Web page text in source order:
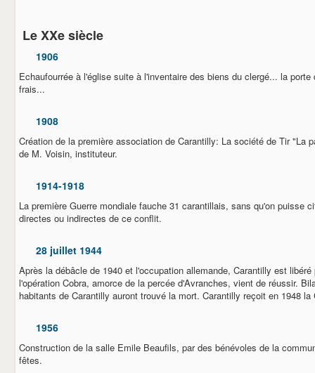
Le XXe siècle
1906
Echaufourrée à l'église suite à l'inventaire des biens du clergé... la
frais...
1908
Création de la première association de Carantilly: La société de Tir "La
de M. Voisin, instituteur.
1914-1918
La première Guerre mondiale fauche 31 carantillais, sans qu'on puisse
directes ou indirectes de ce conflit.
28 juillet 1944
Après la débâcle de 1940 et l'occupation allemande, Carantilly est
l'opération Cobra, amorce de la percée d'Avranches, vient de réussir.
habitants de Carantilly auront trouvé la mort. Carantilly reçoit en 1948 la
1956
Construction de la salle Emile Beaufils, par des bénévoles de la
fêtes.